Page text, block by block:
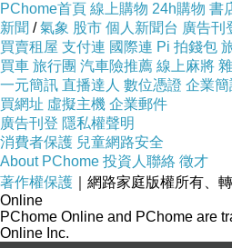
周媽晚餐。
下周周媽就要去當義
說一下個人意見好了
或許有人會覺得募資
但是！一起分工做事
PChome首頁 線上購物 24h購物 書
新聞 /氣象 股市 個人新聞台 廣告刊
買賣租屋 支付連 國際連 Pi 拍錢包
買車 旅行團 汽車險推薦 線上麻將
一元簡訊 直播達人 數位憑證 企業簡
買網址 虛擬主機 企業郵件
廣告刊登 隱私權聲明
消費者保護 兒童網路安全
About PChome 投資人聯絡 徵才
著作權保護 ｜網路家庭版權所有、
Online
PChome Online and PChome are
Online Inc.